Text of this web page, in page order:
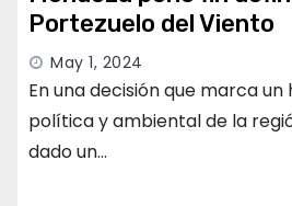
Portezuelo del Viento
May 1, 2024
En una decisión que marca
política y ambiental de la
dado un…